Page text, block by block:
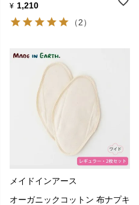
¥ 1,210
（2）
メイドインアース
オーガニックコットン 布ナプキ